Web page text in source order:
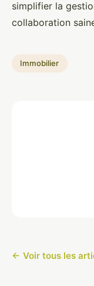
simplifier la
collaboration
Immobilier
← Voir tous les